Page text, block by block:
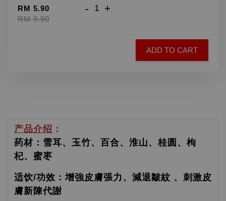
RM 5.90
RM 9.90
- +
ADD TO CART
产品介绍 ：
药材：雪耳、玉竹、百合、淮山、桂圆、枸
杞、蜜枣
适饮/功效：增強皮膚張力、減退皺紋 、刺激皮
膚新陳代謝